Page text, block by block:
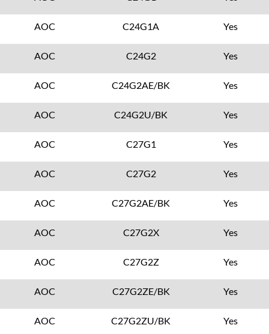
AOC C24G1A Yes
AOC C24G2 Yes
AOC C24G2AE/BK Yes
AOC C24G2U/BK Yes
AOC C27G1 Yes
AOC C27G2 Yes
AOC C27G2AE/BK Yes
AOC C27G2X Yes
AOC C27G2Z Yes
AOC C27G2ZE/BK Yes
AOC C27G2ZU/BK Yes